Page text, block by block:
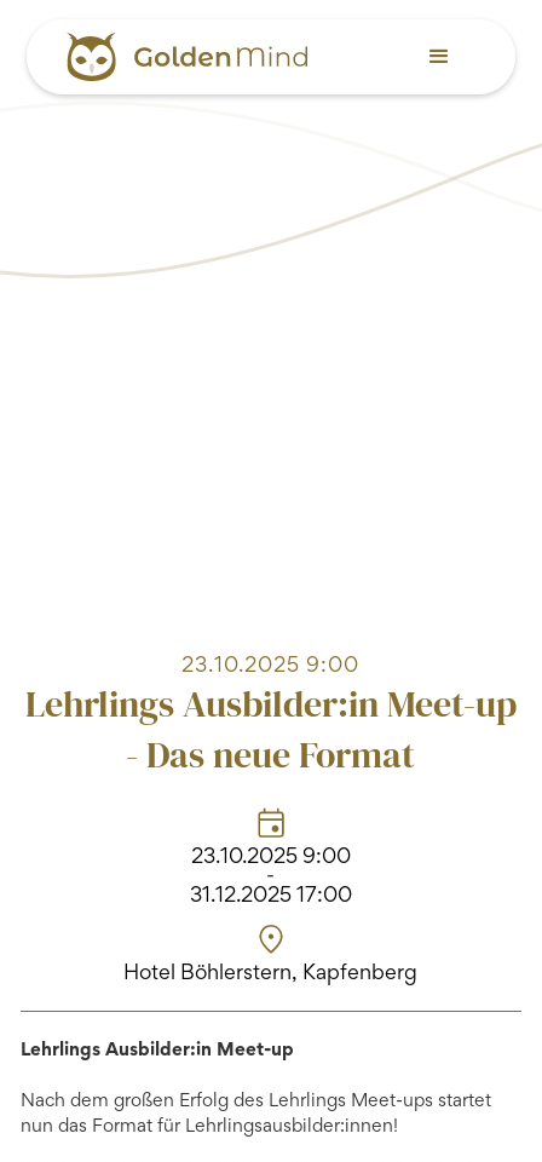
23.10.2025 9:00
Lehrlings Ausbilder:in Meet-up
- Das neue Format
23.10.2025 9:00
-
31.12.2025 17:00
Hotel Böhlerstern, Kapfenberg
Lehrlings Ausbilder:in Meet-up
Nach dem großen Erfolg des Lehrlings Meet-ups startet
nun das Format für Lehrlingsausbilder:innen!